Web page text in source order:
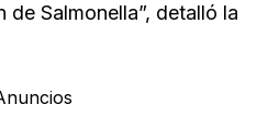
Salmonella”, detalló la